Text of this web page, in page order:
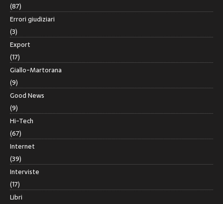
(87)
Errori giudiziari
(3)
Export
(17)
Giallo-Martorana
(9)
Good News
(9)
Hi-Tech
(67)
Internet
(39)
Interviste
(17)
Libri